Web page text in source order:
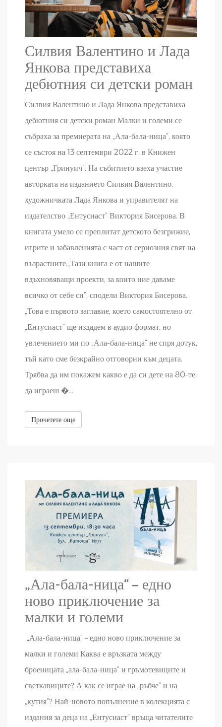
Силвия Валентино и Лада
Янкова представиха
дебютния си детски роман
Силвия Валентино и Лада Янкова представиха
дебютния си детски роман Малки и големи се
събраха за премиерата на „Ала-бала-ница“, която
се състоя на 13 септември 2022 г. в Книжен
център „Гринуич“. На събитието взеха участие
авторката на изданието Силвия Валентино,
художничката Лада Янкова и управителят на
издателство „Ентусиаст“ Виктория Бисерова. В
книгата умело се преплитат детското безгрижие,
игрите и забавленията с част от сериозния свят на
възрастните.„Тази книга е от нашите
вдъхновяващи проекти, за които ние даваме
всичко от себе си“, сподели Виктория Бисерова.
„Това е първото заглавие, което самостоятелно от
„Ентусиаст“ ще издадем в аудио формат, но
увлечението ми по „Ала-бала-ница“ не спря дотук,
тъй като сме безкрайно отговорни към децата.
Трябва да им покажем какво е да си дете на 80-те,
да играеш �...
Прочетете още
„Ала-бала-ница“ – едно
ново приключение за
малки и големи
„Ала-бала-ница“ – едно ново приключение за
малки и големи Каква е връзката между
броеницата „ала-бала-ница“ и гръмотевиците и
светкавиците? А как се играе на „ръбче“ и на
„кутия“? Най-новото попълнение в колекцията с
издания за деца на „Ентусиаст“ връща читателите